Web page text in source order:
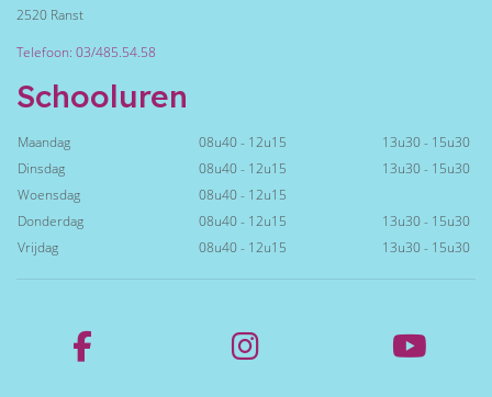
2520 Ranst
Telefoon: 03/485.54.58
Schooluren
Maandag 08u40 - 12u15
13u30 - 15u30
Dinsdag
08u40 - 12u15
13u30 - 15u30
Woensdag
08u40 - 12u15
Donderdag
08u40 - 12u15
13u30 - 15u30
Vrijdag
08u40 - 12u15 13u30 - 15u30